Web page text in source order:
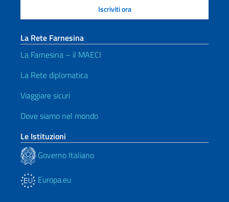
La Rete Farnesina
La Farnesina – il MAECI
La Rete diplomatica
Viaggiare sicuri
Dove siamo nel mondo
Le Istituzioni
Governo Italiano
Europa.eu